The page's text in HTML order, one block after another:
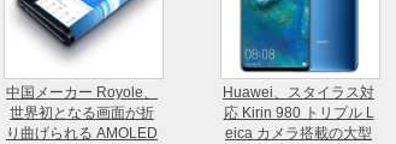
中国メーカー Royole、
世界初となる画面が折
り曲げられる AMOLED
Huawei、スタイラス対
応 Kirin 980 トリプル L
eica カメラ搭載の大型